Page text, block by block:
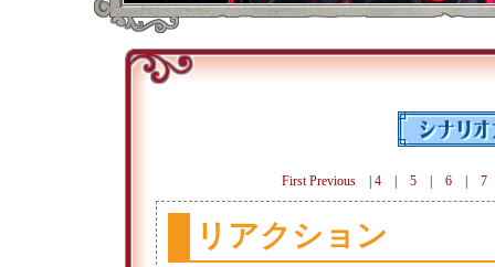
First Previous| 4| 5| 6| 7
リアクション